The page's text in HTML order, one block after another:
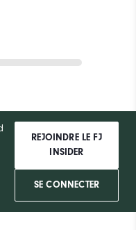
REJOINDRE LE FJ
INSIDER
SE CONNECTER